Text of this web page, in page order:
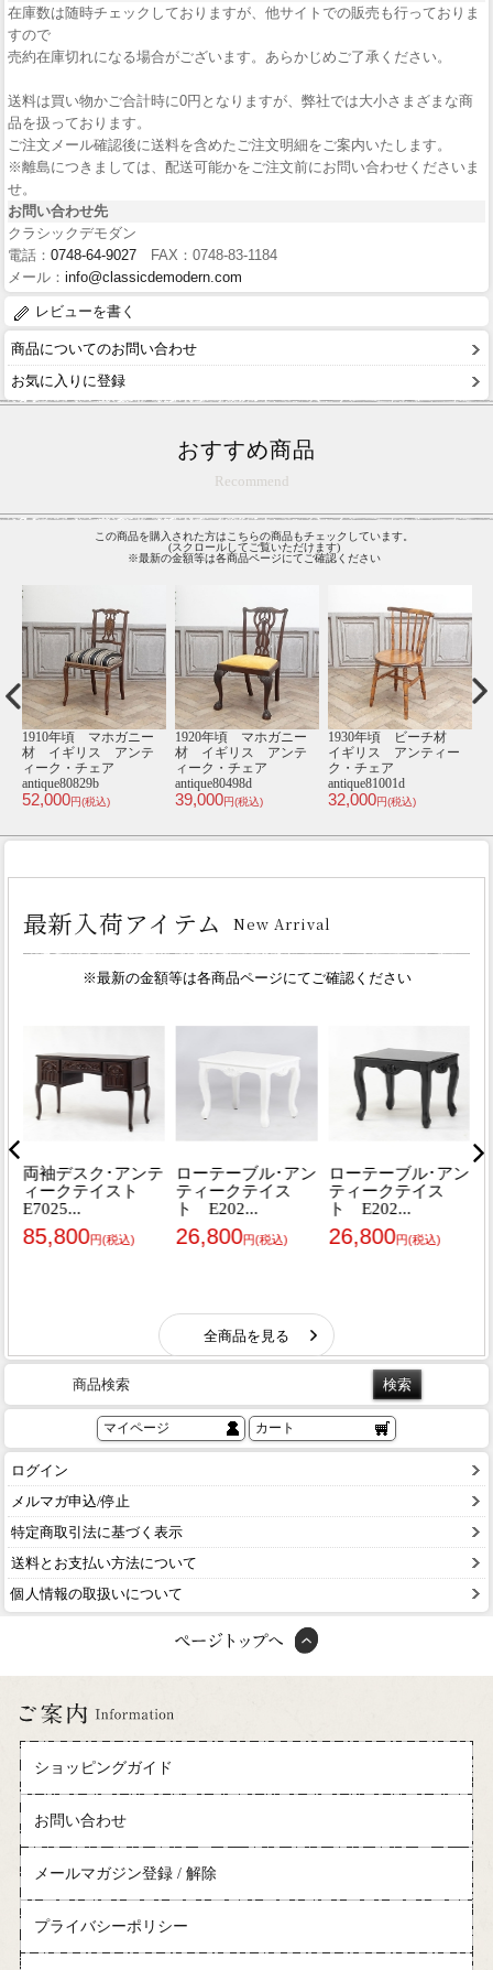
在庫数は随時チェックしておりますが、他サイトでの販売も行っておりま
すので
売約在庫切れになる場合がございます。あらかじめご了承ください。
送料は買い物かご合計時に0円となりますが、弊社では大小さまざまな商
品を扱っております。
ご注文メール確認後に送料を含めたご注文明細をご案内いたします。
※離島につきましては、配送可能かをご注文前にお問い合わせくださいま
せ。
お問い合わせ先
クラシックデモダン
電話： 0748-64-9027 FAX：0748-83-1184
メール： info@classicdemodern.com
レビューを書く
商品についてのお問い合わせ
お気に入りに登録
おすすめ商品
Recommend
この商品を購入された方はこちらの商品もチェックしています。
(スクロールしてご覧いただけます)
※最新の金額等は各商品ページにてご確認ください
1910年頃 マホガニー
材 イギリス アンテ
ィーク・チェア
antique80829b
52,000円(税込)
1920年頃 マホガニー
材 イギリス アンテ
ィーク・チェア
antique80498d
39,000円(税込)
1930年頃 ビーチ材
イギリス アンティー
ク・チェア
antique81001d
32,000円(税込)
商品検索
マイページ カート
ログイン
メルマガ申込/停止
特定商取引法に基づく表示
送料とお支払い方法について
個人情報の取扱いについて
ショッピングガイド
お問い合わせ
メールマガジン登録 / 解除
プライバシーポリシー